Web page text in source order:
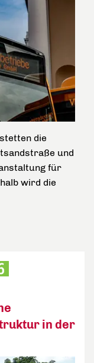
die
und
für
wird die
in der